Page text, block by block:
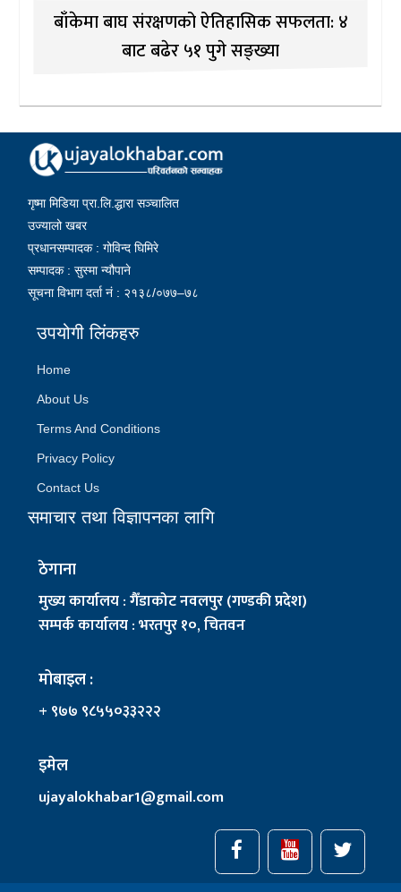
बाँकेमा बाघ संरक्षणको ऐतिहासिक सफलता: ४
बाट बढेर ५१ पुगे सङ्ख्या
गृष्मा मिडिया प्रा.लि.द्धारा सञ्चालित
उज्यालो खबर
प्रधानसम्पादक : गोविन्द घिमिरे
सम्पादक : सुस्मा न्यौपाने
सूचना विभाग दर्ता नं : २१३८/०७७–७८
उपयोगी लिंकहरु
Home
About Us
Terms And Conditions
Privacy Policy
Contact Us
समाचार तथा विज्ञापनका लागि
ठेगाना
मुख्य कार्यालय : गैँडाकोट नवलपुर (गण्डकी प्रदेश)
सम्पर्क कार्यालय : भरतपुर १०, चितवन
मोबाइल :
+ ९७७ ९८५५०३३२२२
इमेल
ujayalokhabar1@gmail.com